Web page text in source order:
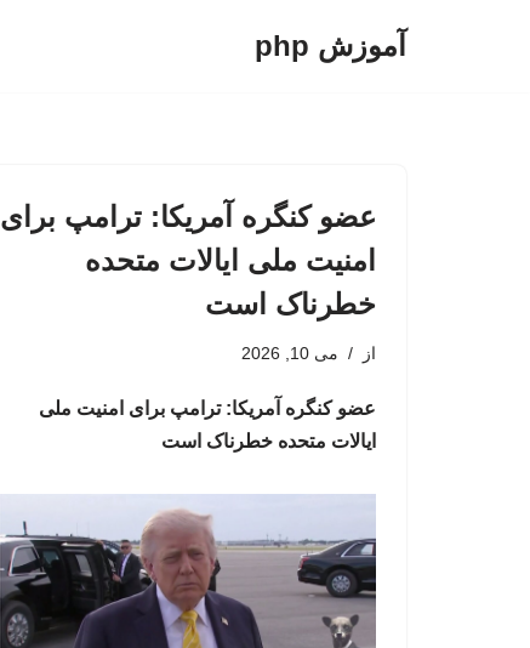
آموزش php
عضو کنگره آمریکا: ترامپ برای
امنیت ملی ایالات متحده
خطرناک است
از می 10, 2026
عضو کنگره آمریکا: ترامپ برای امنیت ملی
ایالات متحده خطرناک است